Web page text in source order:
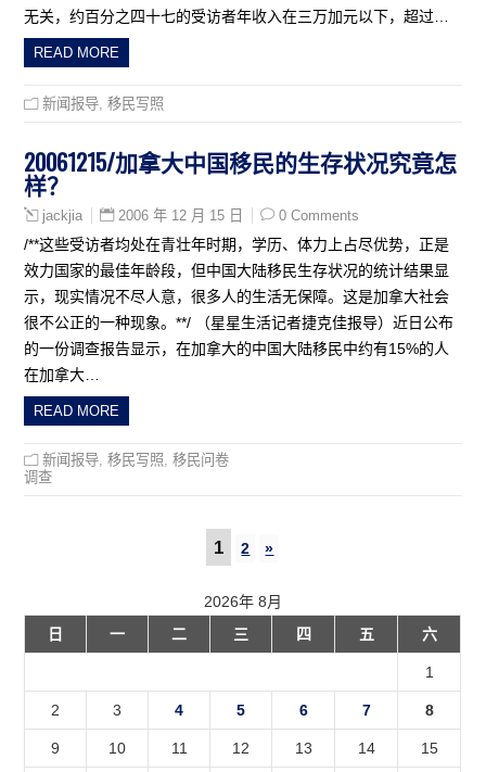
无关，约百分之四十七的受访者年收入在三万加元以下，超过…
READ MORE
新闻报导 ,移民写照
20061215/加拿大中国移民的生存状况究竟怎
样？
jackjia 2006 年 12 月 15 日 0 Comments
/**这些受访者均处在青壮年时期，学历、体力上占尽优势，正是
效力国家的最佳年龄段，但中国大陆移民生存状况的统计结果显
示，现实情况不尽人意，很多人的生活无保障。这是加拿大社会
很不公正的一种现象。**/ （星星生活记者捷克佳报导）近日公布
的一份调查报告显示，在加拿大的中国大陆移民中约有15%的人
在加拿大…
READ MORE
新闻报导 ,移民写照 ,移民问卷
调查
1 2 »
2026年 8月
日
一 二 三 四 五 六
1
2 3 4 5 6 7 8
9 10 11 12 13 14 15